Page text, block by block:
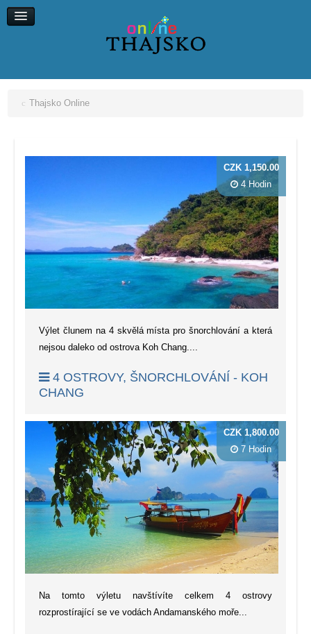
Thajsko Online
Výlet člunem na 4 skvělá místa pro šnorchlování a která
nejsou daleko od ostrova Koh Chang....
4 OSTROVY, ŠNORCHLOVÁNÍ - KOH
CHANG
CZK 1,150.00
4 Hodin
Na tomto výletu navštívíte celkem 4 ostrovy
rozprostírající se ve vodách Andamanského moře...
CZK 1,800.00
7 Hodin